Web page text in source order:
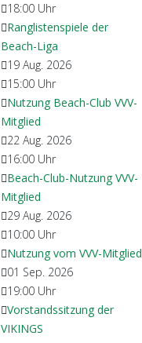
18:00 Uhr
Ranglistenspiele der
Beach-Liga
19 Aug. 2026
15:00 Uhr
Nutzung Beach-Club VVV-
Mitglied
22 Aug. 2026
16:00 Uhr
Beach-Club-Nutzung VVV-
Mitglied
29 Aug. 2026
10:00 Uhr
Nutzung vom VVV-Mitglied
01 Sep. 2026
19:00 Uhr
Vorstandssitzung der
VIKINGS